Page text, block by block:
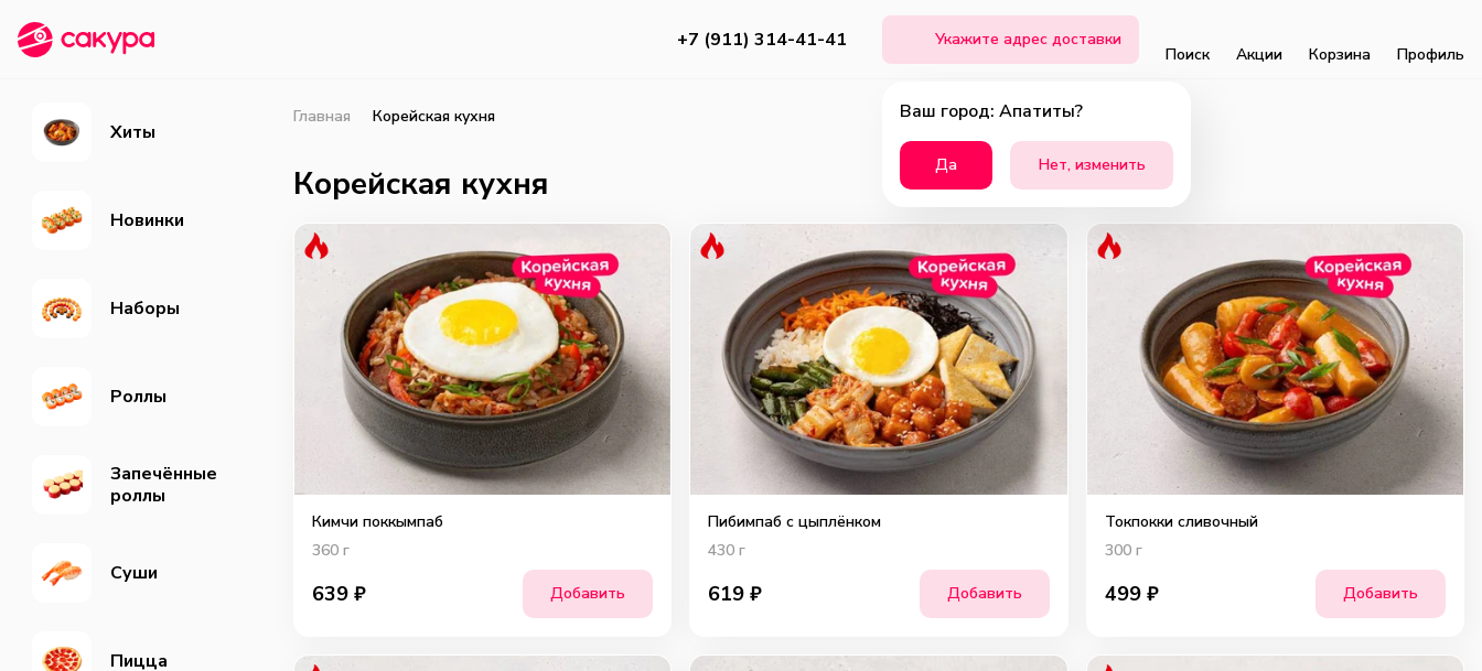
+7 (911) 314-41-41 Укажите адрес доставки
Ваш город: Апатиты?
Да Нет, изменить
Поиск Акции Корзина Профиль
Хиты
Новинки
Наборы
Роллы
Запечённые
роллы
Суши
Пицца
Главная Корейская кухня
Корейская кухня
Кимчи поккымпаб
360 г
639 ₽ Добавить
Пибимпаб с цыплёнком
430 г
619₽ Добавить
Токпокки сливочный
300г
499 ₽ Добавить